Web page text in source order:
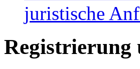
juristische
Registrierung